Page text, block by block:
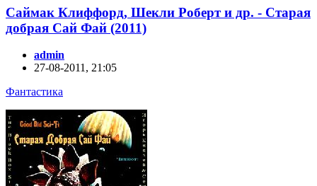
Саймак Клиффорд, Шекли Роберт и др. - Старая
добрая Сай Фай (2011)
admin
27-08-2011, 21:05
Фантастика